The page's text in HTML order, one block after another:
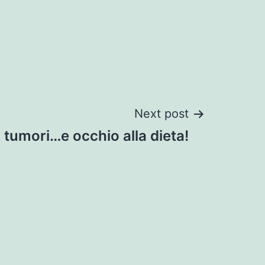
Next post
tumori…e occhio alla dieta!